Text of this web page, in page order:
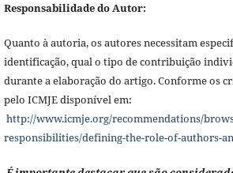
Responsabilidade do Autor:
Quanto à autoria, os autores necessitam
identificação, qual o tipo de contribuição
durante a elaboração do artigo. Conforme os
pelo ICMJE disponível em:
http://www.icmje.org/recommendations/
responsibilities/defining-the-role-of-authors-